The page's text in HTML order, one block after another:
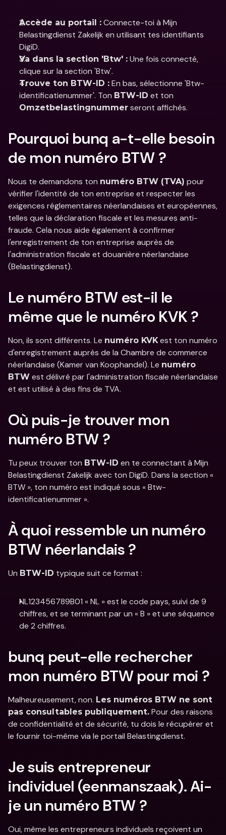
Accède au portail : Connecte-toi à Mijn
Belastingdienst Zakelijk en utilisant tes identifiants
DigiD.
Va dans la section 'Btw' : Une fois connecté,
clique sur la section 'Btw'.
Trouve ton BTW-ID : En bas, sélectionne 'Btw-
identificatienummer'. Ton BTW-ID
Omzetbelastingnummer seront affichés.
Pourquoi bunq a-t-elle besoin
de mon numéro BTW ?
Nous te demandons ton numéro BTW (TVA) pour
vérifier l'identité de ton entreprise et respecter les
exigences réglementaires néerlandaises et européennes,
telles que la déclaration fiscale et les mesures anti-
fraude. Cela nous aide également à confirmer
l'enregistrement de ton entreprise auprès de
l'administration fiscale et douanière néerlandaise
(Belastingdienst).
Le numéro BTW est-il le
même que le numéro KVK ?
Non, ils sont différents. Le numéro KVK est ton numéro
d'enregistrement auprès de la Chambre de commerce
néerlandaise (Kamer van Koophandel). Le numéro
BTW est délivré par l'administration fiscale néerlandaise
et est utilisé à des fins de TVA.
Où puis-je trouver mon
numéro BTW ?
Tu peux trouver ton BTW-ID en te connectant à Mijn
Belastingdienst Zakelijk avec ton DigiD. Dans la section «
BTW », ton numéro est indiqué sous « Btw-
identificatienummer ».
À quoi ressemble un numéro
BTW néerlandais ?
Un BTW-ID typique suit ce format :
NL123456789B01 « NL » est le code pays, suivi de 9
chiffres, et se terminant par un « B » et une séquence
de 2 chiffres.
bunq peut-elle rechercher
mon numéro BTW pour moi ?
Malheureusement, non. Les numéros BTW ne sont
pas consultables publiquement. Pour des raisons
de confidentialité et de sécurité, tu dois le récupérer et
le fournir toi-même via le portail Belastingdienst.
Je suis entrepreneur
individuel (eenmanszaak). Ai-
je un numéro BTW ?